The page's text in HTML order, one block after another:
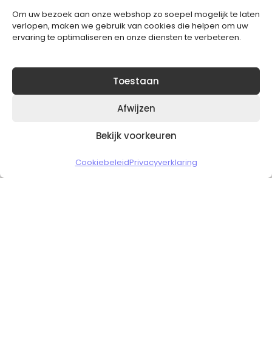
Om uw bezoek aan onze webshop zo soepel mogelijk te laten
verlopen, maken we gebruik van cookies die helpen om uw
ervaring te optimaliseren en onze diensten te verbeteren.
Toestaan
Afwijzen
Bekijk voorkeuren
CookiebeleidPrivacyverklaring
Blijft op de hoogte van het laatste nieuws.